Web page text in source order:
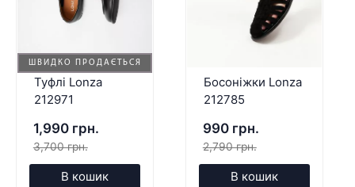
ШВИДКО ПРОДАЄТЬСЯ
Туфлі Lonza
212971
1,990 грн.
3,700 грн.
В кошик
Босоніжки Lonza
212785
990 грн.
2,790 грн.
В кошик